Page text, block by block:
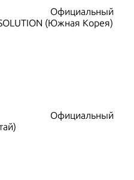
Официальный
(Южная Корея)
Официальный